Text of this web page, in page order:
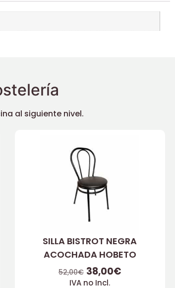
al siguiente nivel.
SILLA BISTROT NEGRA
ACOCHADA HOBETO
52,00€ 38,00€
IVA no Incl.